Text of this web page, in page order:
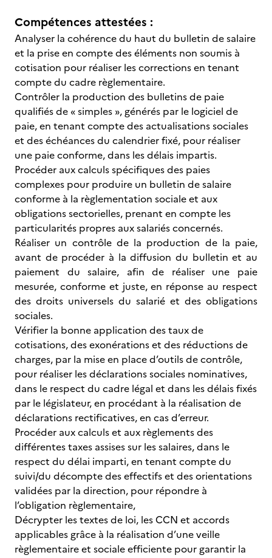
Compétences attestées :
Analyser la cohérence du haut du bulletin de salaire
et la prise en compte des éléments non soumis à
cotisation pour réaliser les corrections en tenant
compte du cadre règlementaire.
Contrôler la production des bulletins de paie
qualifiés de « simples », générés par le logiciel de
paie, en tenant compte des actualisations sociales
et des échéances du calendrier fixé, pour réaliser
une paie conforme, dans les délais impartis.
Procéder aux calculs spécifiques des paies
complexes pour produire un bulletin de salaire
conforme à la règlementation sociale et aux
obligationssectorielles, prenant en compte les
particularités propres aux salariés concernés.
Réaliser un contrôle de la production de la paie,
avant de procéder à la diffusion du bulletin et au
paiement du salaire, afin de réaliser une paie
mesurée, conforme et juste, en réponse au respect
des droits universels du salarié et des obligations
sociales.
Vérifier la bonne application des taux de
cotisations, des exonérations et des réductions de
charges, par la mise en place d’outils de contrôle,
pour réaliser les déclarations sociales nominatives,
dans le respect du cadre légal et dans les délais fixés
par le législateur, en procédant à la réalisation de
déclarations rectificatives, en cas d’erreur.
Procéder aux calculs et aux règlements des
différentes taxes assises sur les salaires, dans le
respect du délai imparti, en tenant compte du
suivi/du décompte des effectifs et des orientations
validées par la direction, pour répondre à
l’obligation règlementaire,
Décrypter les textes de loi, les CCN et accords
applicables grâce à la réalisation d’une veille
règlementaire et sociale efficiente pour garantir la